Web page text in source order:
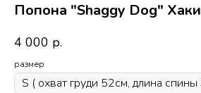
Попона "Shaggy Dog" Хаки
4 000 р.
размер